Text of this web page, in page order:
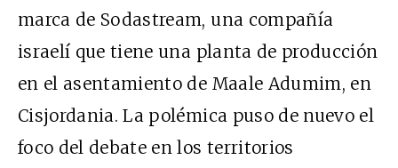
marca de Sodastream, una compañía
israelí que tiene una planta de producción
en el asentamiento de Maale Adumim, en
Cisjordania. La polémica puso de nuevo el
foco del debate en los territorios